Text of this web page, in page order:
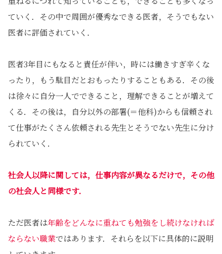
ていく．その中で周囲が優秀なできる医者，そうでもない
医者に評価されていく．
医者3年目にもなると責任が伴い，時には働きすぎ辛くな
ったり，もう駄目だとおもったりすることもある．その後
は徐々に自分一人でできること，理解できることが増えて
くる．その後は，自分以外の部署(＝他科)からも信頼され
て仕事がたくさん依頼される先生とそうでない先生に分け
られていく．
社会人以降に関しては，仕事内容が異なるだけで，その他
の社会人と同様です．
ただ医者は年齢をどんなに重ねても勉強をし続けなければ
ならない職業ではあります．それらを以下に具体的に説明